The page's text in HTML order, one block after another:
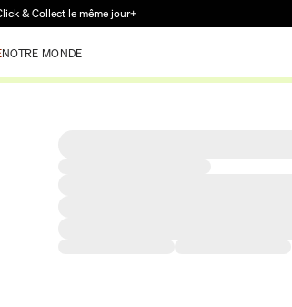
& Collect le même jour+
NOTRE MONDE